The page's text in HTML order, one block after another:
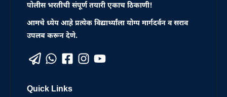
पोलीस भरतीची संपूर्ण तयारी एकाच ठिकाणी!
आमचे ध्येय आहे प्रत्येक विद्यार्थ्यांला योग्य मार्गदर्वन व सराव
उपलब करून देणे.
Quick Links